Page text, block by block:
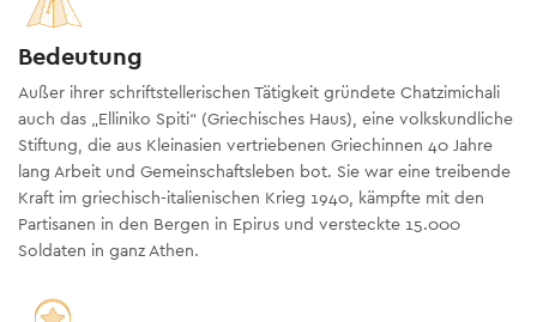
Bedeutung
Außer ihrer schriftstellerischen Tätigkeit gründete Chatzimichali
auch das „Elliniko Spiti“ (Griechisches Haus), eine volkskundliche
Stiftung, die aus Kleinasien vertriebenen Griechinnen 40 Jahre
lang Arbeit und Gemeinschaftsleben bot. Sie war eine treibende
Kraft im griechisch-italienischen Krieg 1940, kämpfte mit den
Partisanen in den Bergen in Epirus und versteckte 15.000
Soldaten in ganz Athen.